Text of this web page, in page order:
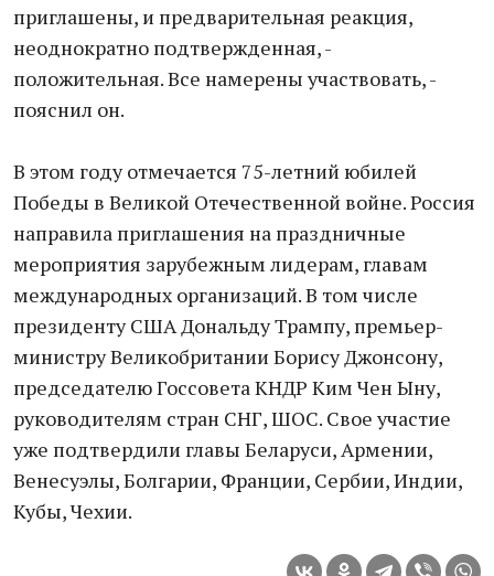
приглашены, и предварительная реакция,
неоднократно подтвержденная, -
положительная. Все намерены участвовать, -
пояснил он.
В этом году отмечается 75-летний юбилей
Победы в Великой Отечественной войне. Россия
направила приглашения на праздничные
мероприятия зарубежным лидерам, главам
международных организаций. В том числе
президенту США Дональду Трампу, премьер-
министру Великобритании Борису Джонсону,
председателю Госсовета КНДР Ким Чен Ыну,
руководителям стран СНГ, ШОС. Свое участие
уже подтвердили главы Беларуси, Армении,
Венесуэлы, Болгарии, Франции, Сербии, Индии,
Кубы, Чехии.